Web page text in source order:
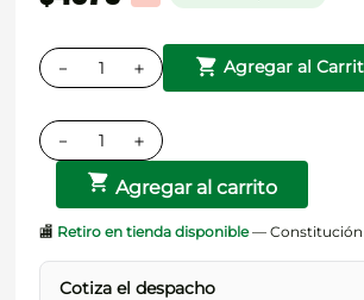
＋
－ Agregar al
＋
－
Agregar al carrito
🏬 Retiro en tienda disponible— Constitución
Cotiza el despacho